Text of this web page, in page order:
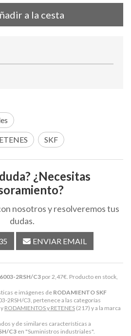
a la cesta
2RSH/C3 por2,47€. Producto en stock,
e imágenes de RODAMIENTO SKF
2RSH/C3, pertenece a las categorías
RODAMIENTOS y RETENES (217) y a la marca
y de similares características a
C3 en "Suministros industriales".
SKF
¿Necesitas
nosotros y resolveremos tus
dudas.
ENVIAR EMAIL